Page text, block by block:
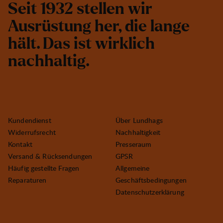
Seit 1932 stellen wir
Ausrüstung her, die lange
hält. Das ist wirklich
nachhaltig.
Kundendienst
Widerrufsrecht
Kontakt
Versand & Rücksendungen
Häufig gestellte Fragen
Reparaturen
Über Lundhags
Nachhaltigkeit
Presseraum
GPSR
Allgemeine
Geschäftsbedingungen
Datenschutzerklärung